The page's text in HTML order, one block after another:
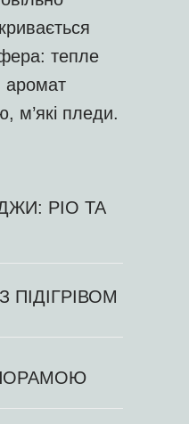
ПІДІГРІВОМ
РІО ТА
тепле
аромат
м’які пледи.